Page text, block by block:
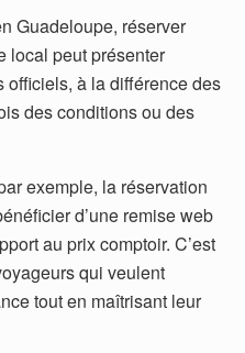
Guadeloupe, réserver
local peut présenter
à la différence des
des conditions ou des
exemple, la réservation
d’une remise web
au prix comptoir. C’est
qui veulent
tout en maîtrisant leur